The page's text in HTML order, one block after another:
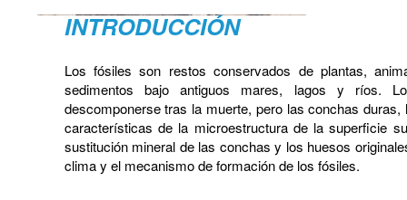
INTRODUCCIÓN
Los fósiles son restos conservados de plantas,
sedimentos bajo antiguos mares, lagos y ríos.
descomponerse tras la muerte, pero las conchas
características de la microestructura de la superficie
sustitución mineral de las conchas y los huesos
clima y el mecanismo de formación de los fósiles.